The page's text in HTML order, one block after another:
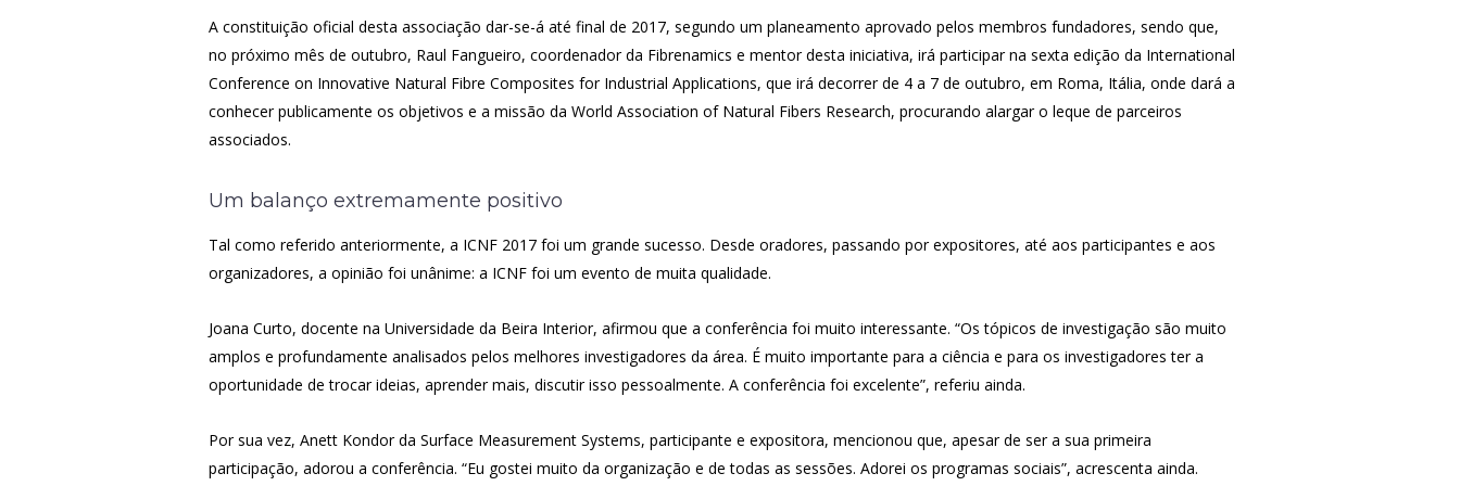
A constituição oficial desta associação dar-se-á até final de 2017, segundo um planeamento aprovado pelos membros fundadores, sendo que,
no próximo mês de outubro, Raul Fangueiro, coordenador da Fibrenamics e mentor desta iniciativa, irá participar na sexta edição da International
Conference on Innovative Natural Fibre Composites for Industrial Applications, que irá decorrer de 4 a 7 de outubro, em Roma, Itália, onde dará a
conhecer publicamente os objetivos e a missão da World Association of Natural Fibers Research, procurando alargar o leque de parceiros
associados.
Um balanço extremamente positivo
Tal como referido anteriormente, a ICNF 2017 foi um grande sucesso. Desde oradores, passando por expositores, até aos participantes e aos
organizadores, a opinião foi unânime: a ICNF foi um evento de muita qualidade.
Joana Curto, docente na Universidade da Beira Interior, afirmou que a conferência foi muito interessante. “Os tópicos de investigação são muito
amplos e profundamente analisados pelos melhores investigadores da área. É muito importante para a ciência e para os investigadores ter a
oportunidade de trocar ideias, aprender mais, discutir isso pessoalmente. A conferência foi excelente”, referiu ainda.
Por sua vez, Anett Kondor da Surface Measurement Systems, participante e expositora, mencionou que, apesar de ser a sua primeira
participação, adorou a conferência. “Eu gostei muito da organização e de todas as sessões. Adorei os programas sociais”, acrescenta ainda.